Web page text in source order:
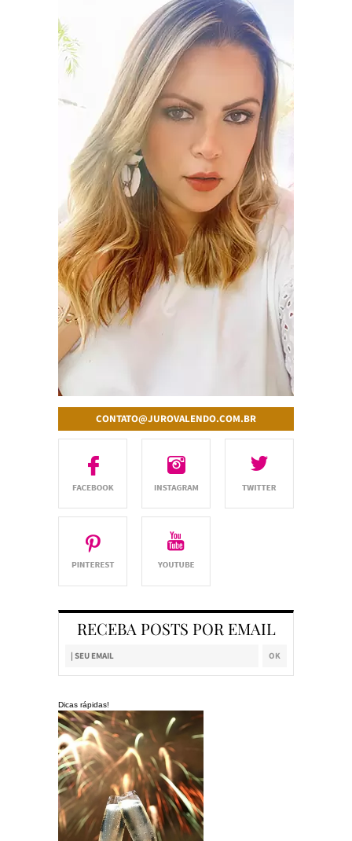
CONTATO@JUROVALENDO.COM.BR
RECEBA POSTS POR EMAIL
Dicas rápidas!